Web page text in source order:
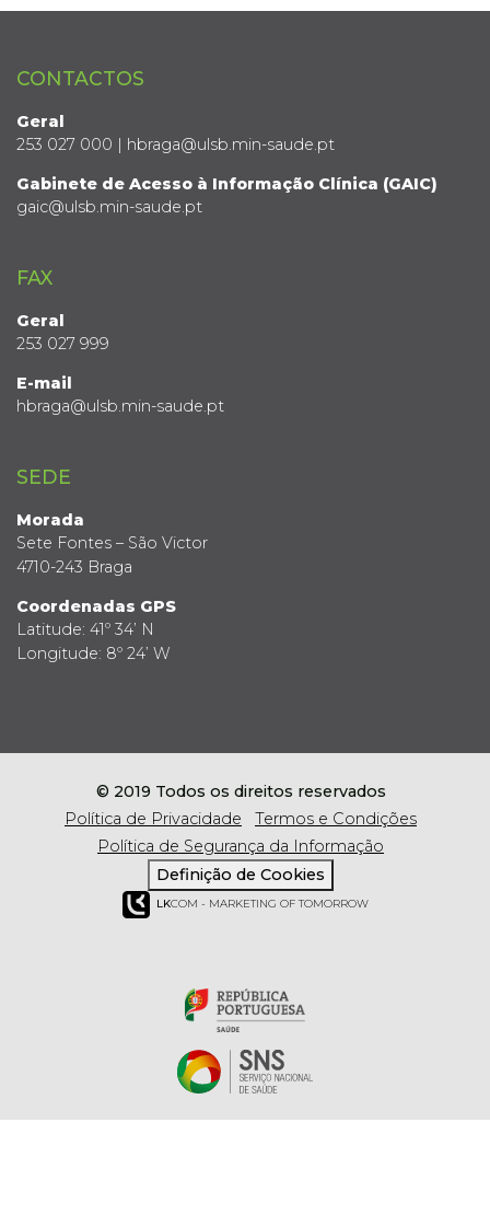
CONTACTOS
Geral
253 027 000 | hbraga@ulsb.min-saude.pt
Gabinete de Acesso à Informação Clínica (GAIC)
gaic@ulsb.min-saude.pt
FAX
Geral
253 027 999
E-mail
hbraga@ulsb.min-saude.pt
SEDE
Morada
Sete Fontes – São Victor
4710-243 Braga
Coordenadas GPS
Latitude: 41º 34’ N
Longitude: 8º 24’ W
© 2019 Todos os direitos reservados
Política de Privacidade
Termos e Condições
Política de Segurança da Informação
Definição de Cookies
LKCOM - MARKETING OF TOMORROW